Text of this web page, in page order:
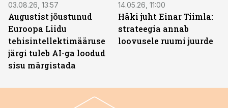
03.08.26, 13:57
Augustist jõustunud
Euroopa Liidu
tehisintellektimääruse
järgi tuleb AI-ga loodud
sisu märgistada
14.05.26, 11:00
Häki juht Einar Tiimla:
strateegia annab
loovusele ruumi juurde